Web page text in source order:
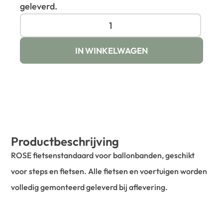
geleverd.
IN WINKELWAGEN
Productbeschrijving
ROSE fietsenstandaard voor ballonbanden, geschikt
voor steps en fietsen. Alle fietsen en voertuigen worden
volledig gemonteerd geleverd bij aflevering.